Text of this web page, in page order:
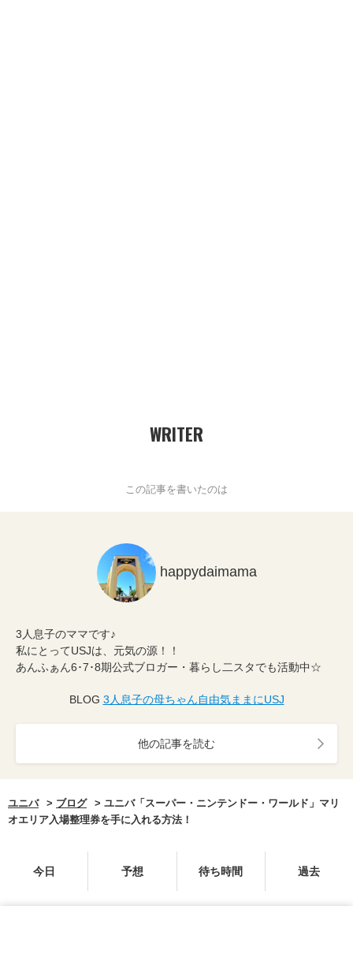
WRITER
この記事を書いたのは
happydaimama
3人息子のママです♪
私にとってUSJは、元気の源！！
あんふぁん6･7･8期公式ブロガー・暮らし二スタでも活動中☆
BLOG 3人息子の母ちゃん自由気ままにUSJ
他の記事を読む
ユニバ ブログ
ユニバ「スーパー・ニンテンドー・ワールド」マリ
オエリア入場整理券を手に入れる方法！
今日 予想 待ち時間 過去